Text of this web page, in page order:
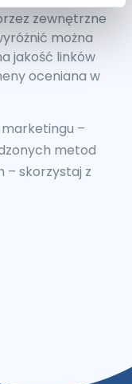
zewnętrzne
można
jakość linków
oceniana w
–
metod
– skorzystaj z